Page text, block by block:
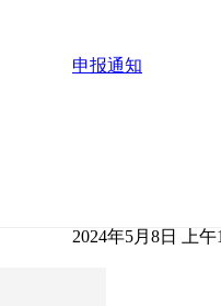
申报通知
2024年5月8日 上午